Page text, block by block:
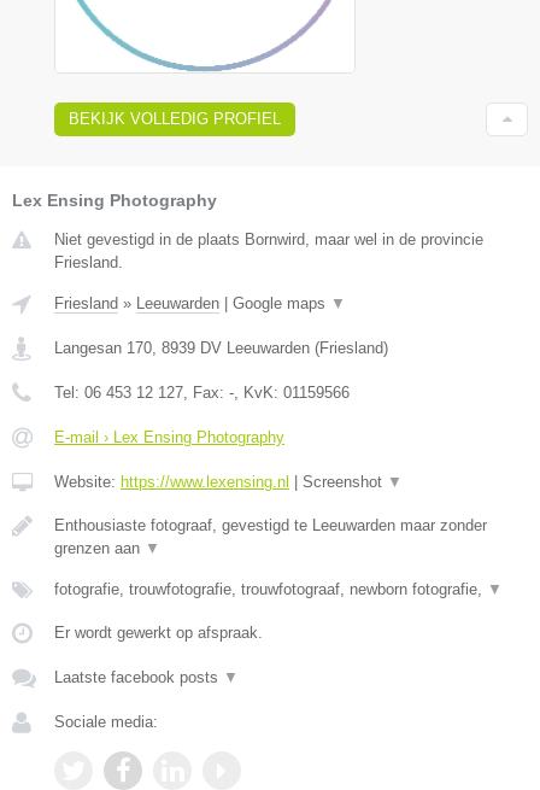
BEKIJK VOLLEDIG PROFIEL
Lex Ensing Photography
Niet gevestigd in de plaats Bornwird, maar wel in de provincie
Friesland.
Friesland » Leeuwarden | Google maps ▼
Langesan 170 8939 DV Leeuwarden (Friesland)
Tel: 06 453 12 127 , Fax: - , KvK: 01159566
E-mail › Lex Ensing Photography
Website: https://www.lexensing.nl | Screenshot ▼
Enthousiaste fotograaf, gevestigd te Leeuwarden maar zonder
grenzen aan ▼
fotografie, trouwfotografie, trouwfotograaf, newborn fotografie, ▼
Er wordt gewerkt op afspraak.
Laatste facebook posts ▼
Sociale media: